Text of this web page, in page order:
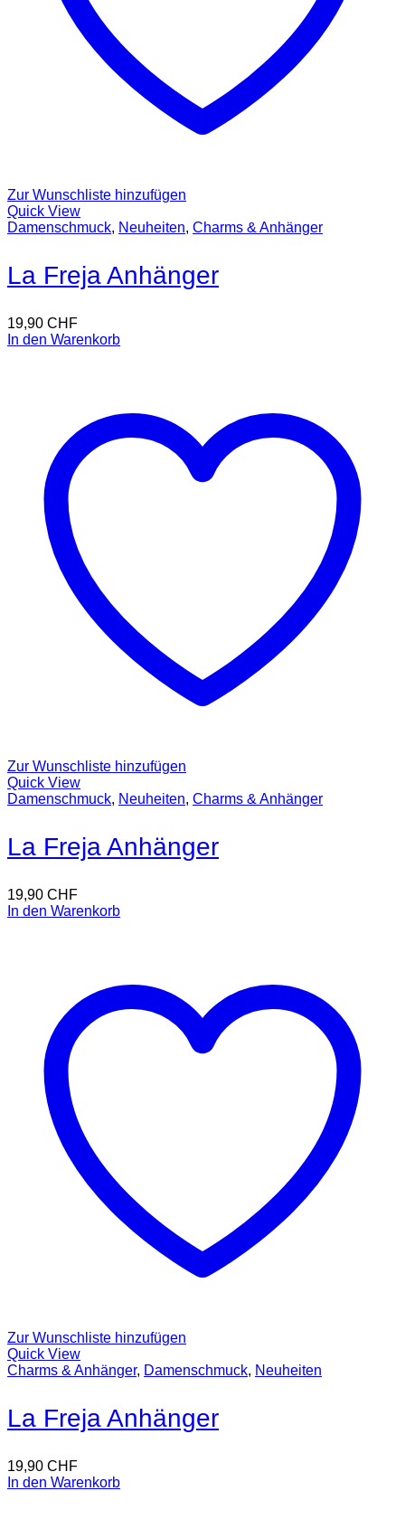
Zur Wunschliste hinzufügen
Quick View
Damenschmuck, Neuheiten, Charms & Anhänger
La Freja Anhänger
19,90 CHF
In den Warenkorb
Zur Wunschliste hinzufügen
Quick View
Damenschmuck, Neuheiten, Charms & Anhänger
La Freja Anhänger
19,90 CHF
In den Warenkorb
Zur Wunschliste hinzufügen
Quick View
Charms & Anhänger, Damenschmuck, Neuheiten
La Freja Anhänger
19,90 CHF
In den Warenkorb